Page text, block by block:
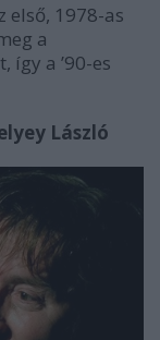
első, 1978-as
a
így a ’90-es
László